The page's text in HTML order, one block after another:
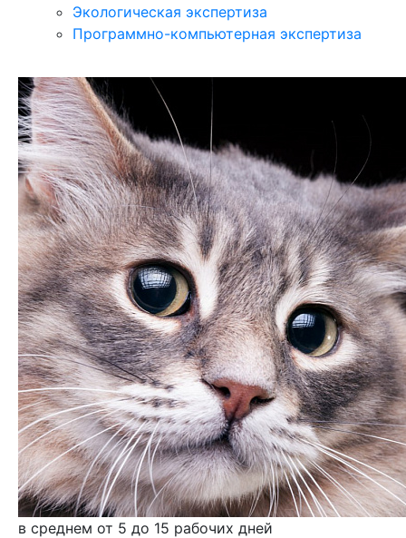
Экологическая экспертиза
Программно-компьютерная экспертиза
в среднем от 5 до 15 рабочих дней